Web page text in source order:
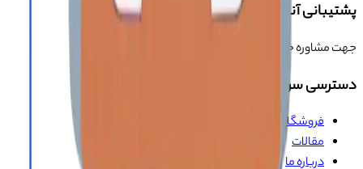
پشتیبانی آنلاین و تلفنی
جهت مشاوره خرید محصول و سوالات
دسترسی سریع
فروشگاه
مقالات
درباره ما